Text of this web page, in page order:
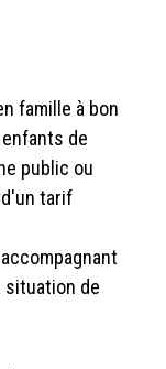
famille à bon
de
public ou
tarif
de